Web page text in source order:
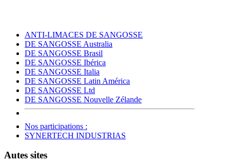
ANTI-LIMACES DE SANGOSSE
DE SANGOSSE Australia
DE SANGOSSE Brasil
DE SANGOSSE Ibérica
DE SANGOSSE Italia
DE SANGOSSE Latin América
DE SANGOSSE Ltd
DE SANGOSSE Nouvelle Zélande
Nos participations :
SYNERTECH INDUSTRIAS
Autes sites